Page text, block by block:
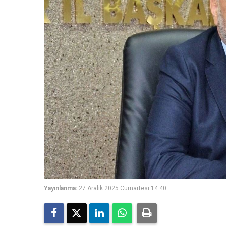
Yayınlanma: 27 Aralık 2025 Cumartesi 14:40